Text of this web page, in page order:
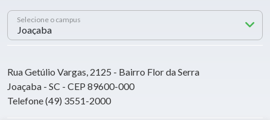
Selecione o campus
Rua Getúlio Vargas, 2125 - Bairro Flor da Serra
Joaçaba - SC - CEP 89600-000
Telefone (49) 3551-2000